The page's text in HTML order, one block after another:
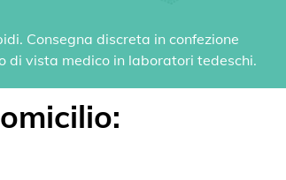
Consegna discreta in confezione
vista medico in laboratori tedeschi.